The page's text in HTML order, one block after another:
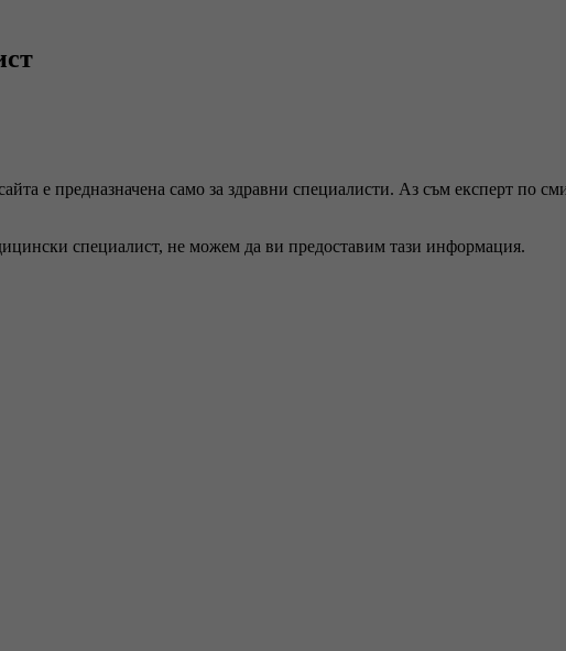
е предназначена само за здравни специалисти. Аз съм експерт
специалист, не можем да ви предоставим тази информация.